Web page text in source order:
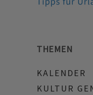
THEMEN
KALENDER
KULTUR